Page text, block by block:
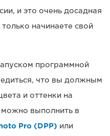
и это очень досадная
начинаете свой
программной
что вы должным
и оттенки на
выполнить в
Pro (DPP) или